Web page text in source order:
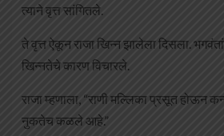
त्याने वृत्त सांगितले.
ते वृत्त ऐकून राजा खिन्न झालेला दिसला.
खिन्नतेचे कारण विचारले.
राजा म्हणाला, “राणी मल्लिका प्रसूत होऊन
नुकतेच कळले आहे.”